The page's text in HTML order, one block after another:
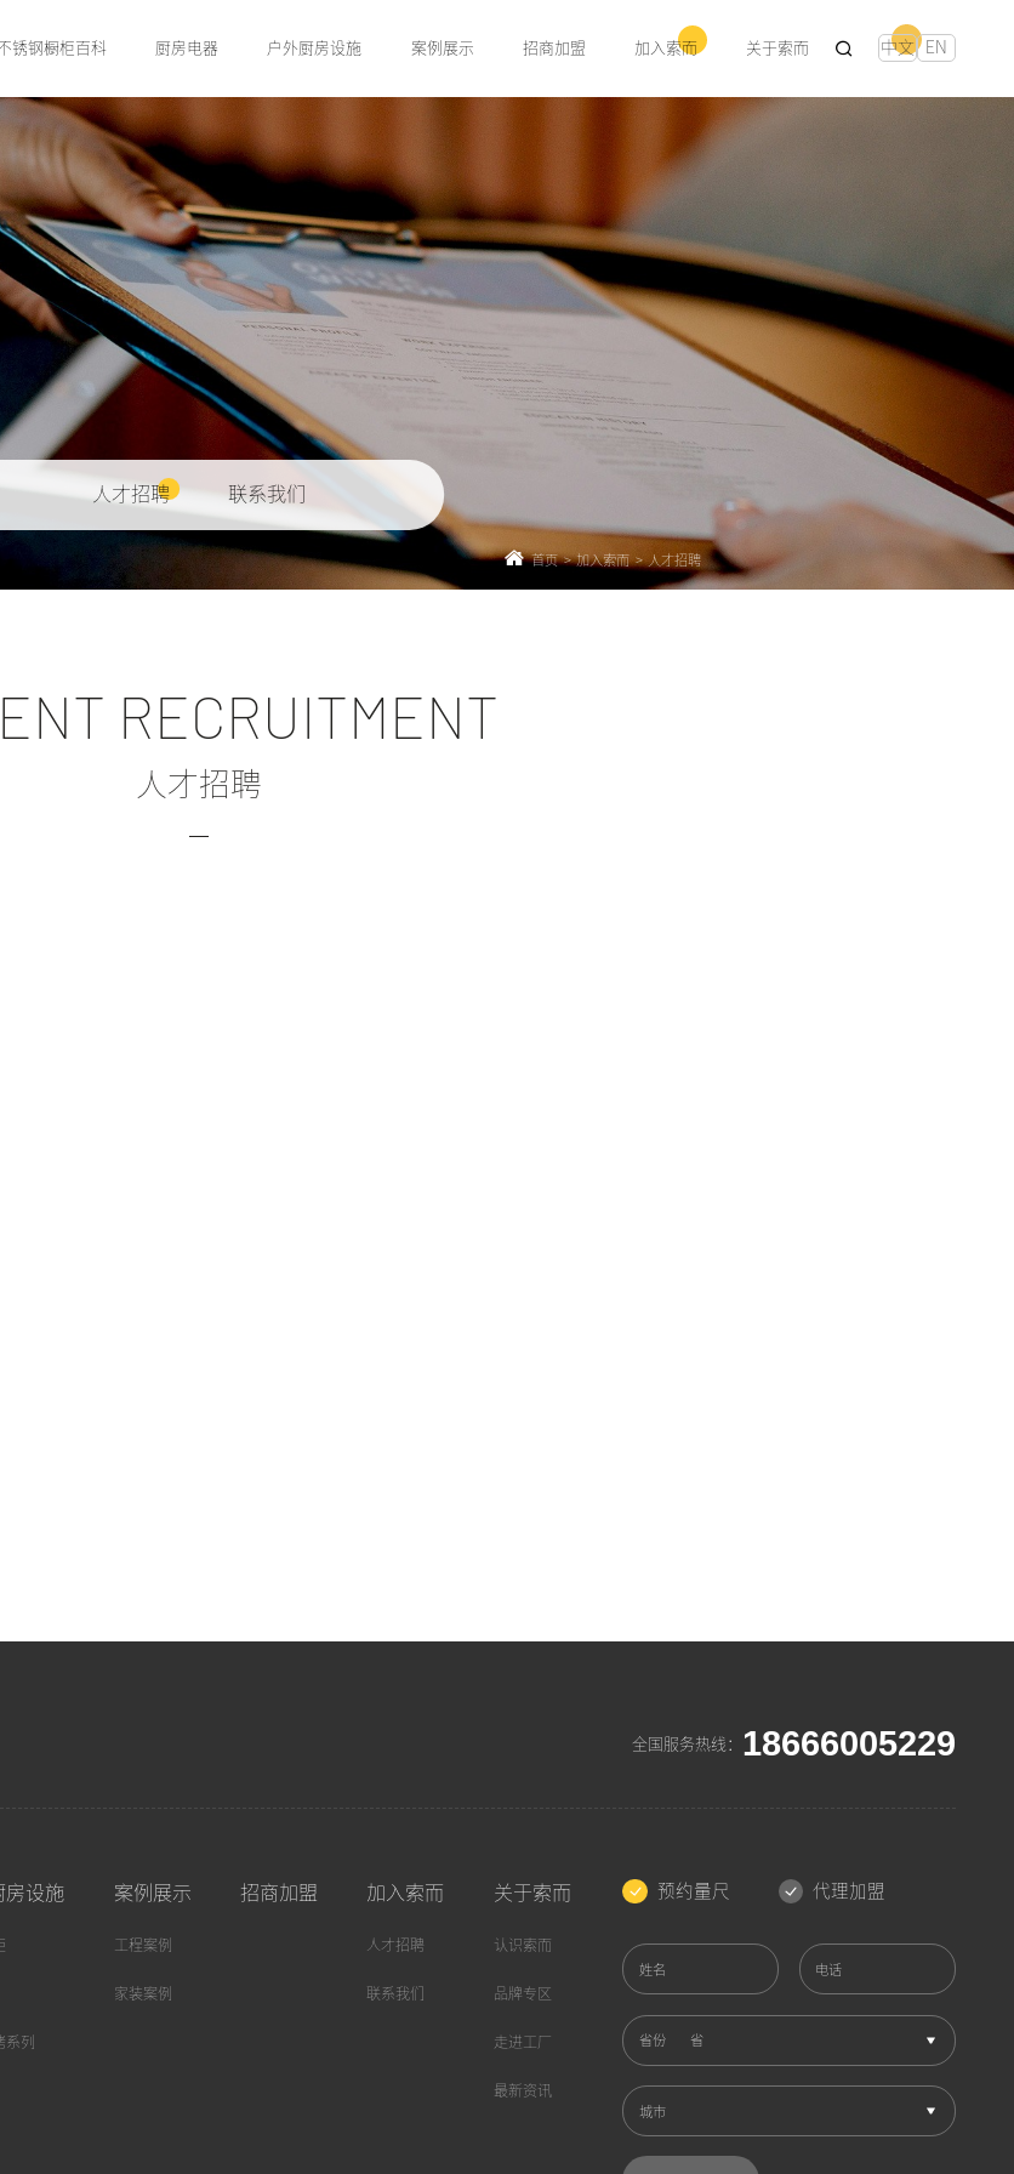
锈钢橱柜百科 厨房电器 户外厨房设施 案例展示 招商加盟 加入索而 关于索而 中文 EN
人才招聘 联系我们
首页 > 加入索而 > 人才招聘
RECRUITMENT
人才招聘
全国服务热线： 18666005229
房设施
系列
案例展示
工程案例
家装案例
招商加盟 加入索而
人才招聘
联系我们
关于索而
认识索而
品牌专区
走进工厂
最新资讯
预约量尺 代理加盟
姓名 电话
省份
城市